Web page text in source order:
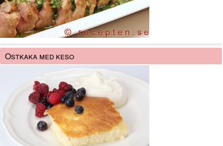
Ostkaka med keso